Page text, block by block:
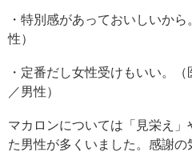
・特別感があっておいしいか
性）
・定番だし女性受けもいい。
／男性）
マカロンについては「見栄え
た男性が多くいました。感謝